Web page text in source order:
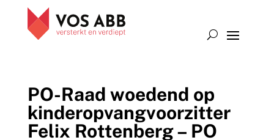
PO-Raad woedend op
kinderopvangvoorzitter
Felix Rottenberg – PO